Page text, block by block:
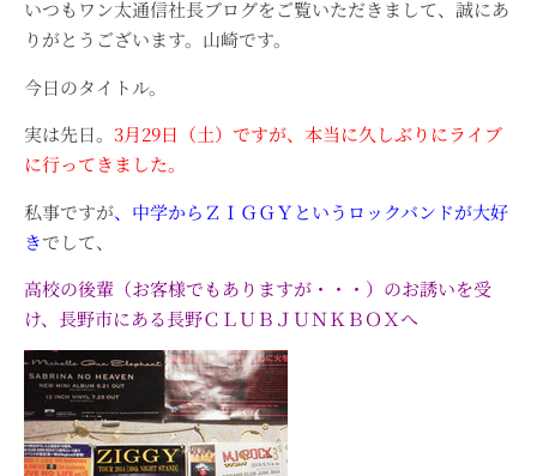
いつもワン太通信社長ブログをご覧いただきまして、誠にあ
りがとうございます。山崎です。
今日のタイトル。
実は先日。 3月29日（土）ですが、本当に久しぶりにライブ
に行ってきました。
私事ですが、中学からＺＩＧＧＹというロックバンドが大好
きでして、
高校の後輩（お客様でもありますが・・・）のお誘いを受
け、長野市にある長野ＣＬＵＢＪＵＮＫＢＯＸへ